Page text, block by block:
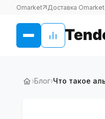
Omarket Доставка Omarket
›Блог›Что такое